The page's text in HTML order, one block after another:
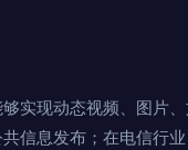
实现动态视频、图片
信息发布；在电信行